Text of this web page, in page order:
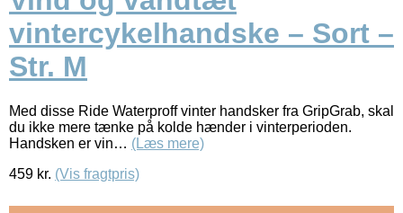
vintercykelhandske – Sort –
Str. M
Med disse Ride Waterproff vinter handsker fra GripGrab, skal
du ikke mere tænke på kolde hænder i vinterperioden.
Handsken er vin… (Læs mere)
459 kr. (Vis fragtpris)